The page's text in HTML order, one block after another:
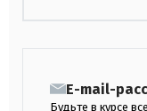
E-mail-
Будьте в курсе